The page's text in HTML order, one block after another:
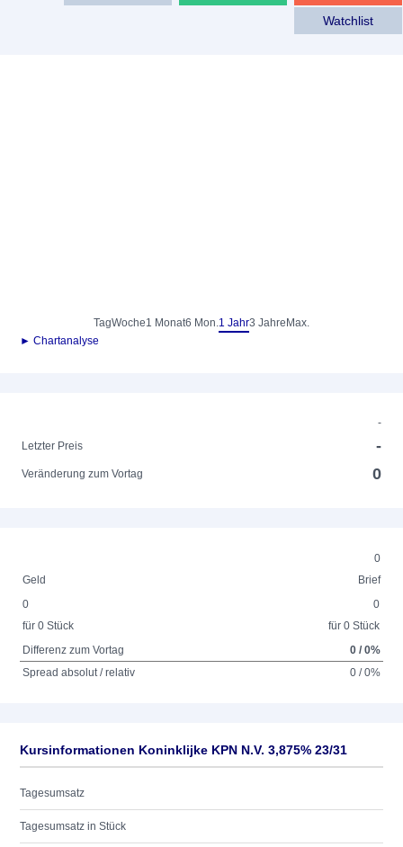
Watchlist
TagWoche1 Monat6 Mon.1 Jahr3 Jahre Max.
► Chartanalyse
-
Letzter Preis
-
Veränderung zum Vortag 0
0
Geld
Brief
0
für 0 Stück
0
für 0 Stück
Differenz zum Vortag
0 / 0%
Spread absolut / relativ
0 / 0%
Kursinformationen Koninklijke KPN N.V. 3,875% 23/31
Tagesumsatz
Tagesumsatz in Stück